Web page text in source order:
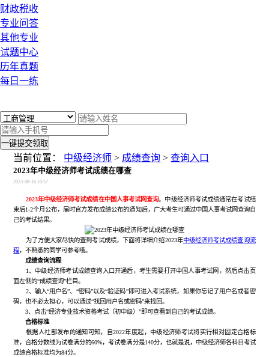
财政税收
专业问答
其他专业
试题中心
历年真题
每日一练
一键提交领取
当前位置： 中级经济师 > 成绩查询 >查询入口
2023年中级经济师考试成绩在哪查
2023-08-16 10:57
2023年中级经济师考试成绩在中国人事考试网查询。中级经济师考试成绩通常在考试结
束后1-2个月公布，届时官方发布成绩公布的通知后，广大考生可通过中国人事考试网查询自
己的考试结果。
为了方便大家尽快的查到考试成绩，下面将详细介绍2023年中级经济师考试成绩查询流
程，不熟悉的同学可参考哦。
成绩查询流程
1、中级经济师考试成绩查询入口开通后，考生需要打开中国人事考试网，然后点击页
面左侧的“成绩查询”栏目。
2、输入“用户名”、“密码”以及“验证码”即可进入考试系统，如果你忘记了用户名或者密
码，也不必太担心，可以通过“找回用户名或密码”来找回。
3、点击“经济专业技术资格考试（初中级）”即可查看到自己的考试成绩。
合格标准
根据人社部发布的通知可知，自2022年度起，中级经济师考试将实行相对固定合格标
准，合格分数线为试卷满分的60%，考试卷满分是140分，也就是说，中级经济师各科目考试
成绩合格标准均为84分。